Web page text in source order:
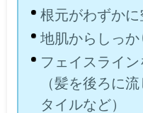
根元がわずか
地肌からしっか
フェイスライ
（髪を後ろに
タイルなど）